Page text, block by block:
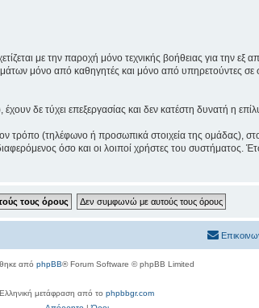
με την παροχή μόνο τεχνικής βοήθειας για την εξ
μόνο από καθηγητές και μόνο από υπηρετούντες
δε τύχει επεξεργασίας και δεν κατέστη δυνατή η
τρόπο (τηλέφωνο ή προσωπικά στοιχεία της ομάδας),
όσο και οι λοιποί χρήστες του συστήματος.
από phpBB® Forum Software © phpBB Limited
Ελληνική μετάφραση από το phpbbgr.com